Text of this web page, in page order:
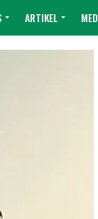
ARTIKEL